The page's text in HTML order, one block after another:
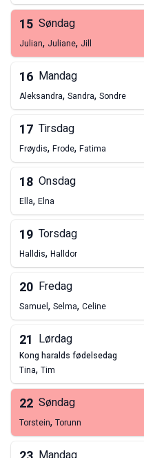
15 Søndag
Julian, Juliane, Jill
16 Mandag
Aleksandra, Sandra, Sondre
17 Tirsdag
Frøydis, Frode, Fatima
18 Onsdag
Ella, Elna
19 Torsdag
Halldis, Halldor
20 Fredag
Samuel, Selma, Celine
21 Lørdag
kong haralds fødelsedag
Tina, Tim
22 Søndag
Torstein, Torunn